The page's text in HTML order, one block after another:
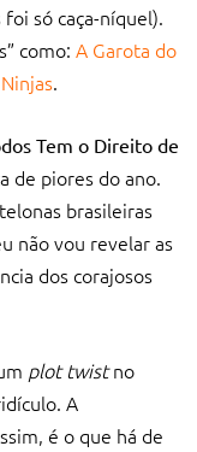
só caça-níquel).
como: A Garota do
.
Tem o Direito de
de piores do ano.
brasileiras
não vou revelar as
dos corajosos
plot twistno
A
é o que há de